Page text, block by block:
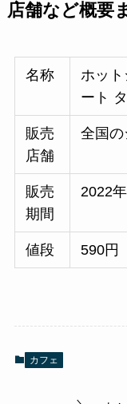
店舗など概要
名称
ホッ
ート
販売
店舗
全国
販売
期間
2022
値段 590円
カフェ